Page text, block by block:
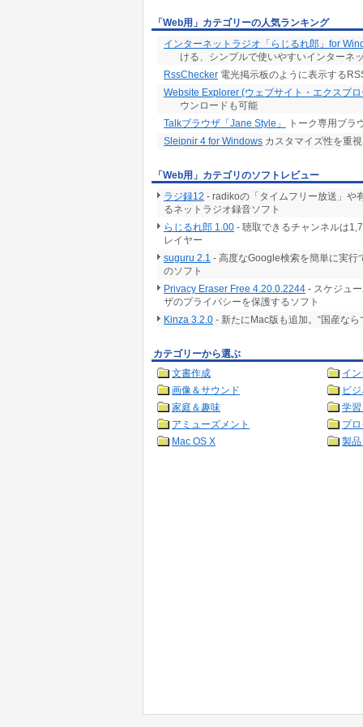
「Web用」カテゴリーの人気ランキング
インターネットラジオ「らじるれ郎」for
ける、シンプルで使いやすいインターネ
RssChecker 電光掲示板のように表示する
Website Explorer (ウェブサイト・エクスプ
ウンロードも可能
Talkブラウザ「Jane Style」
トーク専用ブラ
Sleipnir 4 for Windows カスタマイズ性を重
「Web用」カテゴリのソフトレビュー
ラジ録12 - radikoの「タイムフリー放送」や
るネットラジオ録音ソフト
らじるれ郎 1.00 - 聴取できるチャンネルは
レイヤー
suguru 2.1 - 高度なGoogle検索を簡単に実
のソフト
Privacy Eraser Free 4.20.0.2244 - スケジュ
ザのプライバシーを保護するソフト
Kinza 3.2.0 - 新たにMac版も追加。“国産な
カテゴリーから選ぶ
文書作成
イ
画像＆サウンド
ビ
家庭＆趣味
学
アミューズメント
プ
Mac OS X
製